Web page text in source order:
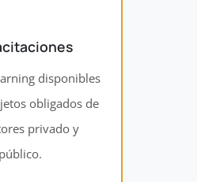
disponibles
obligados de
privado y
público.